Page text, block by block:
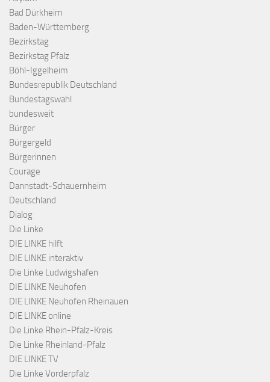
Bad Dürkheim
Baden-Württemberg
Bezirkstag
Bezirkstag Pfalz
Böhl-Iggelheim
Bundesrepublik Deutschland
Bundestagswahl
bundesweit
Bürger
Bürgergeld
Bürgerinnen
Courage
Dannstadt-Schauernheim
Deutschland
Dialog
Die Linke
DIE LINKE hilft
DIE LINKE interaktiv
Die Linke Ludwigshafen
DIE LINKE Neuhofen
DIE LINKE Neuhofen Rheinauen
DIE LINKE online
Die Linke Rhein-Pfalz-Kreis
Die Linke Rheinland-Pfalz
DIE LINKE TV
Die Linke Vorderpfalz